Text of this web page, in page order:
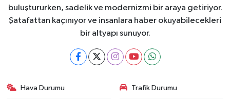
buluştururken, sadelik ve modernizmi bir araya getiriyor.
Şatafattan kaçınıyor ve insanlara haber okuyabilecekleri
bir altyapı sunuyor.
Hava Durumu Trafik Durumu